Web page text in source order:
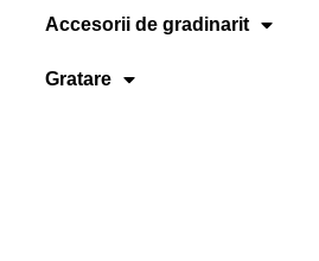
Accesorii de gradinarit
Gratare